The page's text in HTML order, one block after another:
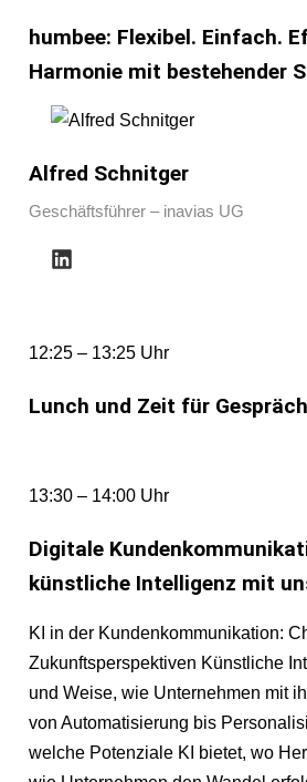
humbee: Flexibel. Einfach.
Harmonie mit bestehender
Alfred Schnitger
Geschäftsführer – inavias UG
12:25 – 13:25 Uhr
Lunch und Zeit für
13:30 – 14:00 Uhr
Digitale
künstliche Intelligenz mit
KI in der Kundenkommunikation:
Zukunftsperspektiven Künstliche
und Weise, wie Unternehmen mit
von Automatisierung bis
welche Potenziale KI bietet, wo